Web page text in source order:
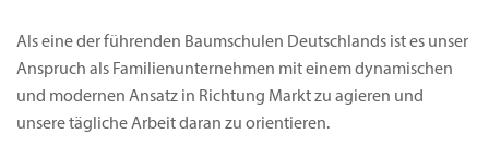
Als eine der führenden Baumschulen Deutschlands ist es unser
Anspruch als Familienunternehmen mit einem dynamischen
und modernen Ansatz in Richtung Markt zu agieren und
unsere tägliche Arbeit daran zu orientieren.